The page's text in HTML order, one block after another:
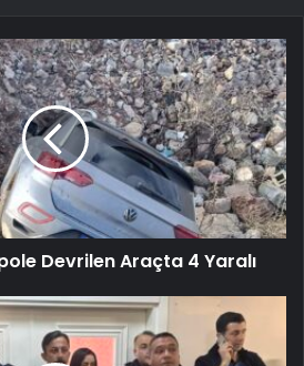
Devrilen Araçta 4 Yaralı